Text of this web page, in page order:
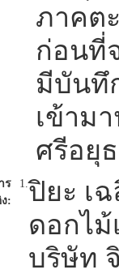
ภาคต
ก่อนที่
มีบันทึ
เข้าม
ศรีอยุ
ร
:
1.ปิยะ เ
ดอกไม้
บริษัท